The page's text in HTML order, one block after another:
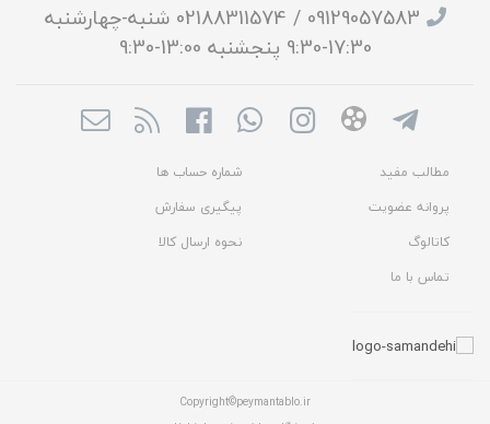
09129057583 / 02188311574 شنبه-چهارشنبه
17:30-9:30 پنجشنبه 13:00-9:30
مطالب مفید
شماره حساب ها
پروانه عضویت
پیگیری سفارش
کاتالوگ
نحوه ارسال کالا
تماس با ما
Copyright©peymantablo.ir